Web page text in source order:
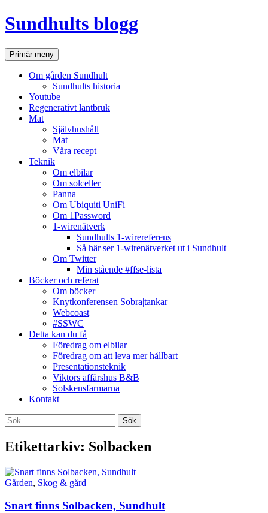
Hoppa
till
Sundhults blogg
SökPrimär meny
Om gården Sundhult
Sundhults historia
Youtube
Regenerativt lantbruk
Mat
Självhushåll
Mat
Våra recept
Teknik
Om elbilar
Om solceller
Panna
Om Ubiquiti UniFi
Om 1Password
1-wirenätverk
Sundhults 1-wirereferens
Så här ser 1-wirenätverket ut i Sundhult
Om Twitter
Min stående #ffse-lista
Böcker och referat
Om böcker
Knytkonferensen Sobra|tankar
Webcoast
#SSWC
Detta kan du få
Föredrag om elbilar
Föredrag om att leva mer hållbart
Presentationsteknik
Viktors affärshus B&B
Solskensfarmarna
Kontakt
Sök
efter:
Etikettarkiv: Solbacken
Gården, Skog & gård
Snart finns Solbacken, Sundhult